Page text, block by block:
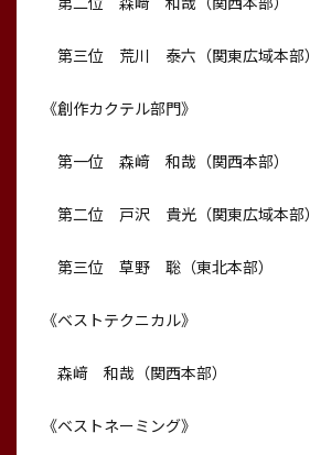
第三位 荒川 泰六（関東広域本部）
《創作カクテル部門》
第一位 森﨑 和哉（関西本部）
第二位 戸沢 貴光（関東広域本部）
第三位 草野 聡（東北本部）
《ベストテクニカル》
森﨑 和哉（関西本部）
《ベストネーミング》